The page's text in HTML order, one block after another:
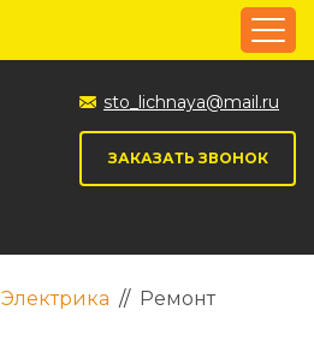
sto_lichnaya@mail.ru
ЗАКАЗАТЬ ЗВОНОК
Электрика // Ремонт